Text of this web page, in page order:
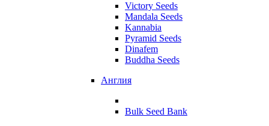
Victory Seeds
Mandala Seeds
Kannabia
Pyramid Seeds
Dinafem
Buddha Seeds
Англия
Bulk Seed Bank